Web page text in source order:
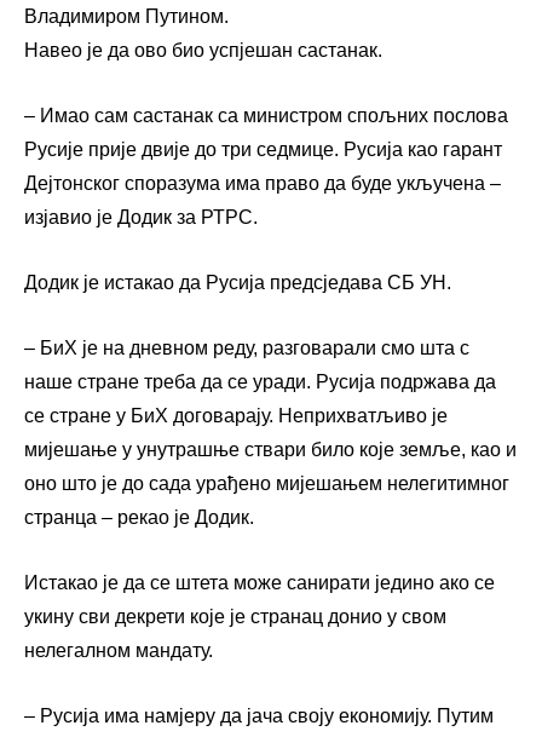
Владимиром Путином.
Навео је да ово био успјешан састанак.
– Имао сам састанак са министром спољних послова
Русије прије двије до три седмице. Русија као гарант
Дејтонског споразума има право да буде укључена –
изјавио је Додик за РТРС.
Додик је истакао да Русија предсједава СБ УН.
– БиХ је на дневном реду, разговарали смо шта с
наше стране треба да се уради. Русија подржава да
се стране у БиХ договарају. Неприхватљиво је
мијешање у унутрашње ствари било које земље, као и
оно што је до сада урађено мијешањем нелегитимног
странца – рекао је Додик.
Истакао је да се штета може санирати једино ако се
укину сви декрети које је странац донио у свом
нелегалном мандату.
– Русија има намјеру да јача своју економију. Путим